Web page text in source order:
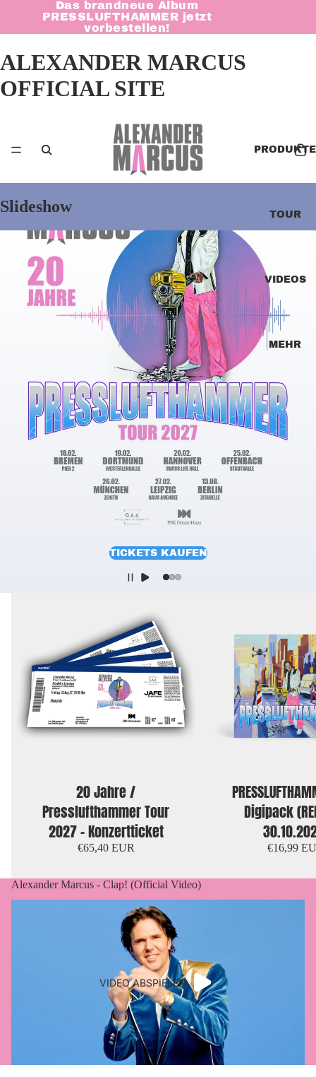
Das brandneue Album
PRESSLUFTHAMMER jetzt
vorbestellen!
ALEXANDER MARCUS
OFFICIAL SITE
PRODUKTE
TOUR
VIDEOS
MEHR
Slideshow
TICKETS KAUFEN
20 Jahre /
Presslufthammer Tour
2027 - Konzertticket
€65,40 EUR
Digipack
€16,99
Alexander Marcus - Clap! (Official Video)
VIDEO ABSPIELEN